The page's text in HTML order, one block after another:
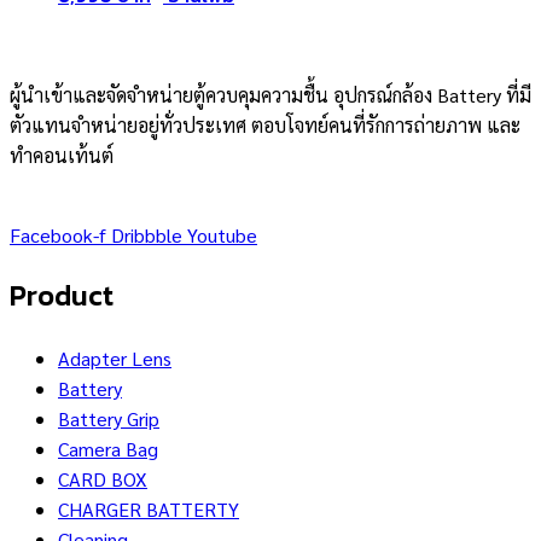
ผู้นำเข้าและจัดจำหน่ายตู้ควบคุมความชื้น อุปกรณ์กล้อง Battery ที่มี
ตัวแทนจำหน่ายอยู่ทั่วประเทศ ตอบโจทย์คนที่รักการถ่ายภาพ และ
ทำคอนเท้นต์
Facebook-f Dribbble Youtube
Product
Adapter Lens
Battery
Battery Grip
Camera Bag
CARD BOX
CHARGER BATTERTY